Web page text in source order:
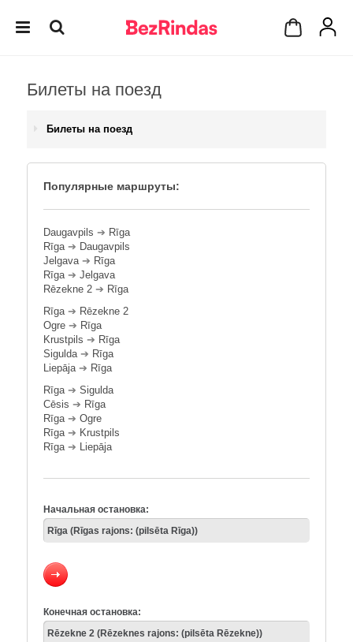
Билеты на поезд
Билеты на поезд
Популярные маршруты:
Daugavpils ➔ Rīga
Rīga➔ Daugavpils
Jelgava➔ Rīga
Rīga➔ Jelgava
Rēzekne 2 ➔ Rīga
Rīga➔ Rēzekne 2
Ogre ➔ Rīga
Krustpils ➔ Rīga
Sigulda➔ Rīga
Liepāja➔ Rīga
Rīga➔ Sigulda
Cēsis ➔ Rīga
Rīga➔ Ogre
Rīga➔ Krustpils
Rīga➔ Liepāja
Начальная остановка:
Конечная остановка: